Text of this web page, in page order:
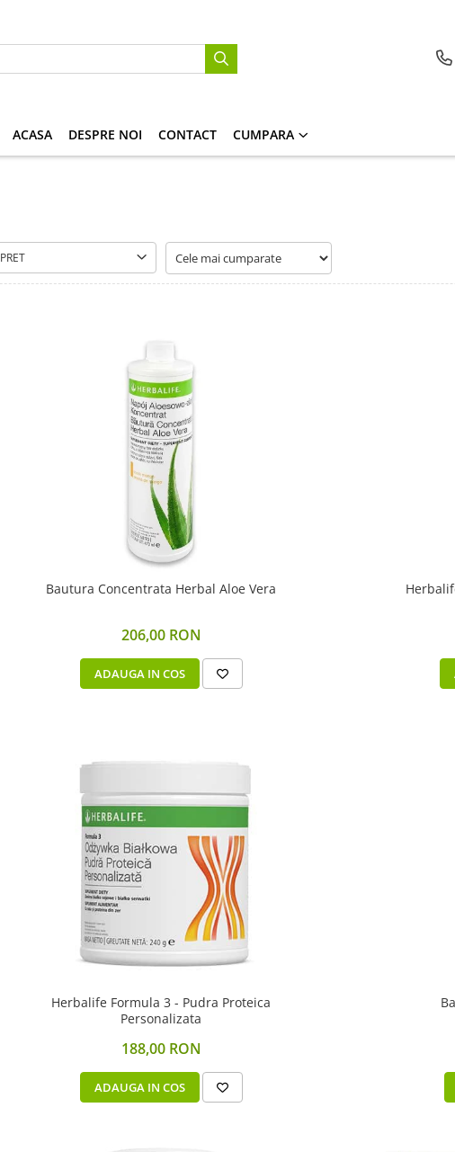
ACASA DESPRE NOI CONTACT CUMPARA
PRET
Bautura Concentrata Herbal Aloe Vera
206,00 RON
ADAUGA IN COS
Herbalife Formula 3 - Pudra Proteica
Personalizata
188,00 RON
ADAUGA IN COS